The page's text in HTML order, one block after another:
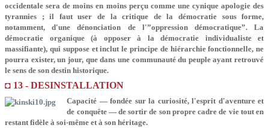
occidentale sera de moins en moins perçu comme une cynique apologie des
tyrannies ; il faut user de la critique de la démocratie sous forme,
notamment, d'une dénonciation de l'”oppression démocratique”. La
démocratie organique (à opposer à la démocratie individualiste et
massifiante), qui suppose et inclut le principe de hiérarchie fonctionnelle, ne
pourra exister, un jour, que dans une communauté du peuple ayant retrouvé
le sens de son destin historique.
◘ 13 - DESINSTALLATION
Capacité — fondée sur la curiosité, l'esprit d'aventure et
de conquête — de sortir de son propre cadre de vie tout en
restant fidèle à soi-même et à son héritage.